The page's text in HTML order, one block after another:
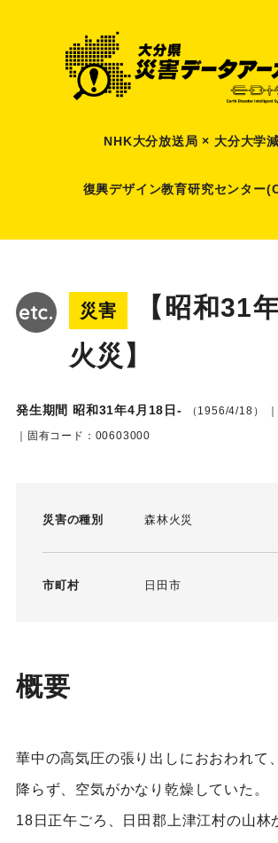
NHK大分放送局 × 大分大学
復興デザイン教育研究センター
災害
【昭和31
火災】
発生期間 昭和31年4月18日- （1956/4/18）
｜固有コード：00603000
災害の種別 森林火災
市町村 日田市
概要
華中の高気圧の張り出しにおおわれて
降らず、空気がかなり乾燥していた。
18日正午ごろ、日田郡上津江村の山林